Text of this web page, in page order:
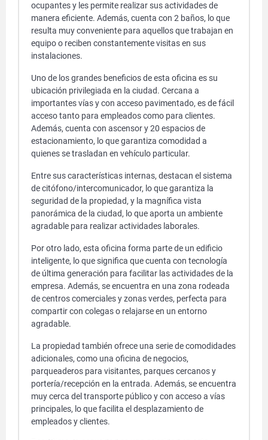
ocupantes y les permite realizar sus actividades de
manera eficiente. Además, cuenta con 2 baños, lo que
resulta muy conveniente para aquellos que trabajan en
equipo o reciben constantemente visitas en sus
instalaciones.
Uno de los grandes beneficios de esta oficina es su
ubicación privilegiada en la ciudad. Cercana a
importantes vías y con acceso pavimentado, es de fácil
acceso tanto para empleados como para clientes.
Además, cuenta con ascensor y 20 espacios de
estacionamiento, lo que garantiza comodidad a
quienes se trasladan en vehículo particular.
Entre sus características internas, destacan el sistema
de citófono/intercomunicador, lo que garantiza la
seguridad de la propiedad, y la magnífica vista
panorámica de la ciudad, lo que aporta un ambiente
agradable para realizar actividades laborales.
Por otro lado, esta oficina forma parte de un edificio
inteligente, lo que significa que cuenta con tecnología
de última generación para facilitar las actividades de la
empresa. Además, se encuentra en una zona rodeada
de centros comerciales y zonas verdes, perfecta para
compartir con colegas o relajarse en un entorno
agradable.
La propiedad también ofrece una serie de comodidades
adicionales, como una oficina de negocios,
parqueaderos para visitantes, parques cercanos y
portería/recepción en la entrada. Además, se encuentra
muy cerca del transporte público y con acceso a vías
principales, lo que facilita el desplazamiento de
empleados y clientes.